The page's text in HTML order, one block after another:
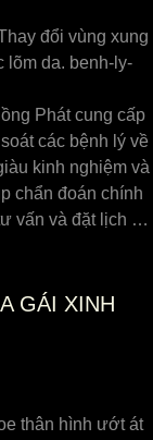
đổi vùng xung
lõm da. benh-ly-
Phát cung cấp
các bệnh lý về
kinh nghiệm và
chẩn đoán chính
vấn và đặt lịch …
GÁI XINH
thân hình ướt át